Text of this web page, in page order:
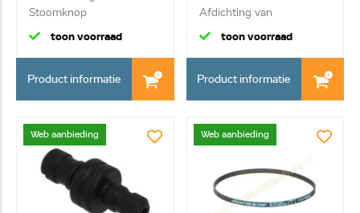
Stoomknop
toon voorraad
Product informatie
Afdichting van
melkreser...
toon voorraad
Product informatie
Web aanbieding Web aanbieding